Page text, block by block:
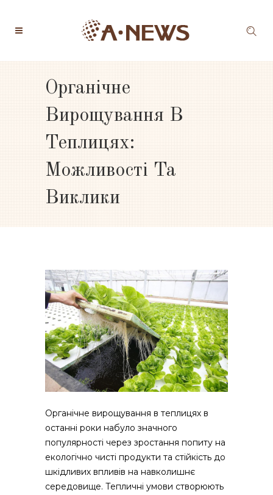
Органічне
Вирощування В
Теплицях:
Можливості Та
Виклики
Органічне вирощування в теплицях в
останні роки набуло значного
популярності через зростання попиту на
екологічно чисті продукти та стійкість до
шкідливих впливів на навколишнє
середовище. Тепличні умови створюють